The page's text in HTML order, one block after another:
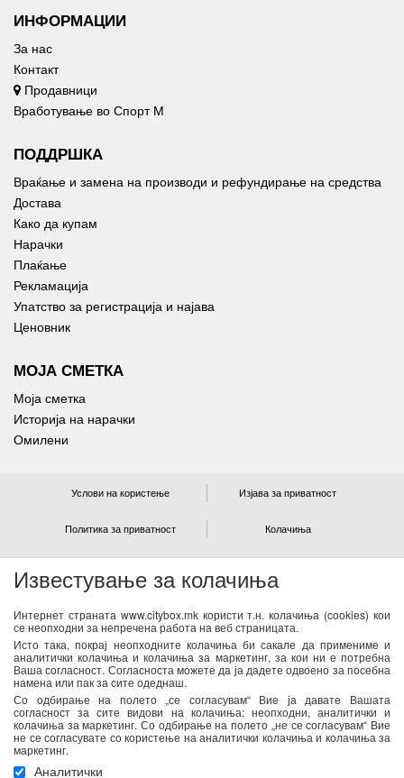
Известување за колачиња
Интернет страната www.citybox.mk користи т.н. колачиња (cookies) кои
се неопходни за непречена работа на веб страницата.
Исто така, покрај неопходните колачиња би сакале да примениме и
аналитички колачиња и колачиња за маркетинг, за кои ни е потребна
Ваша согласност. Согласноста можете да ја дадете одвоено за посебна
намена или пак за сите одеднаш.
Со одбирање на полето „се согласувам“ Вие ја давате Вашата
согласност за сите видови на колачиња: неопходни, аналитички и
колачиња за маркетинг. Со одбирање на полето „не се согласувам“ Вие
не се согласувате со користење на аналитички колачиња и колачиња за
маркетинг.
Аналитички
ИНФОРМАЦИИ
За нас
Контакт
Продавници
Вработување во Спорт М
ПОДДРШКА
Враќање и замена на производи и рефундирање на средства
Достава
Како да купам
Нарачки
Плаќање
Рекламација
Упатство за регистрација и најава
Ценовник
МОЈА СМЕТКА
Моја сметка
Историја на нарачки
Омилени
Услови на користење Изјава за приватност
Политика за приватност Колачиња
NEWSLETTER
Се согласувам дека Спорт М ги користи моите лични
податоци од оваа форма за директен маркетинг
(информирање за новости и специјални понуди) преку е-
пошта. Податоците ќе бидат обработени во согласност со
важечките закони со кои се регулира заштитата на личните
податоци. Можете да ја повлечете Вашата согласност во
секое време. Повеќе информации се достапнитука